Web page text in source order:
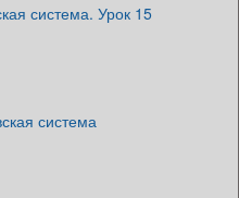
система. Урок 15
система